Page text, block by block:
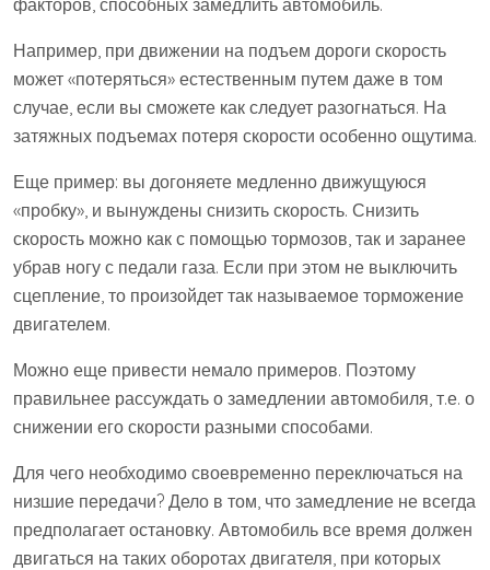
факторов, способных замедлить автомобиль.
Например, при движении на подъем дороги скорость
может «потеряться» естественным путем даже в том
случае, если вы сможете как следует разогнаться. На
затяжных подъемах потеря скорости особенно ощутима.
Еще пример: вы догоняете медленно движущуюся
«пробку», и вынуждены снизить скорость. Снизить
скорость можно как с помощью тормозов, так и заранее
убрав ногу с педали газа. Если при этом не выключить
сцепление, то произойдет так называемое торможение
двигателем.
Можно еще привести немало примеров. Поэтому
правильнее рассуждать о замедлении автомобиля, т.е. о
снижении его скорости разными способами.
Для чего необходимо своевременно переключаться на
низшие передачи? Дело в том, что замедление не всегда
предполагает остановку. Автомобиль все время должен
двигаться на таких оборотах двигателя, при которых